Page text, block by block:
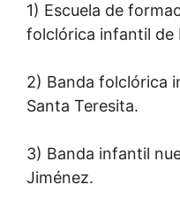
1) Escuela de
folclórica infantil de
2) Banda folclórica
Santa Teresita.
3) Banda infantil
Jiménez.